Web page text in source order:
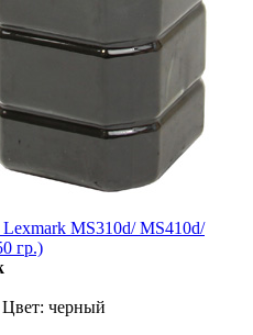
MS310d/ MS410d/
гр.)
черный